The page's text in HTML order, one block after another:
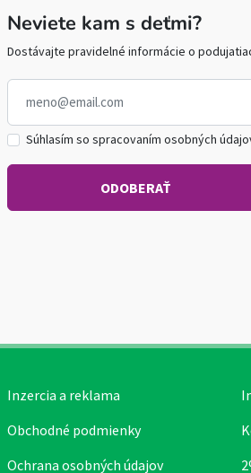
Neviete kam s deťmi?
Dostávajte pravidelné informácie o
Súhlasím so spracovaním osobných
Inzercia a reklama
Obchodné podmienky
Ochrana osobných údajov